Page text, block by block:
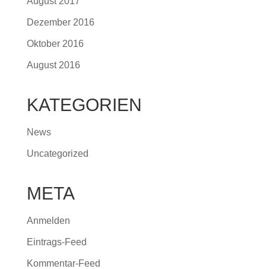
Dezember 2016
Oktober 2016
August 2016
KATEGORIEN
News
Uncategorized
META
Anmelden
Eintrags-Feed
Kommentar-Feed